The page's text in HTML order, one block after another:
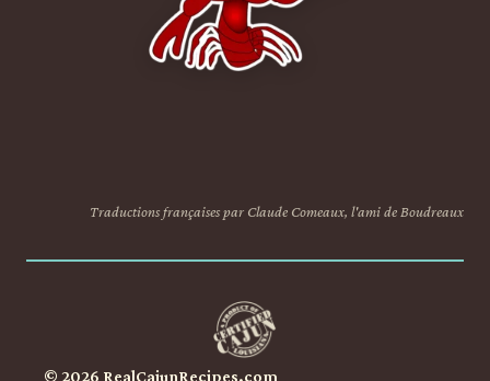
Traductions françaises par Claude Comeaux, l'ami de Boudreaux
© 2026 RealCajunRecipes.com